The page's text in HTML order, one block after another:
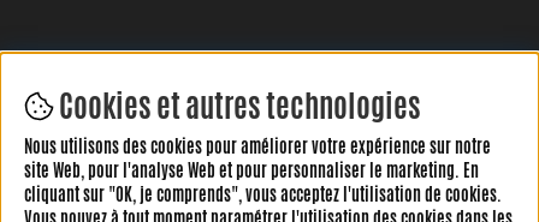
LAISSEZ VOTRE AVIS ICI
Cookies et autres technologies
Nous utilisons des cookies pour améliorer votre expérience sur notre
site Web, pour l'analyse Web et pour personnaliser le marketing. En
cliquant sur "OK, je comprends", vous acceptez l'utilisation de cookies.